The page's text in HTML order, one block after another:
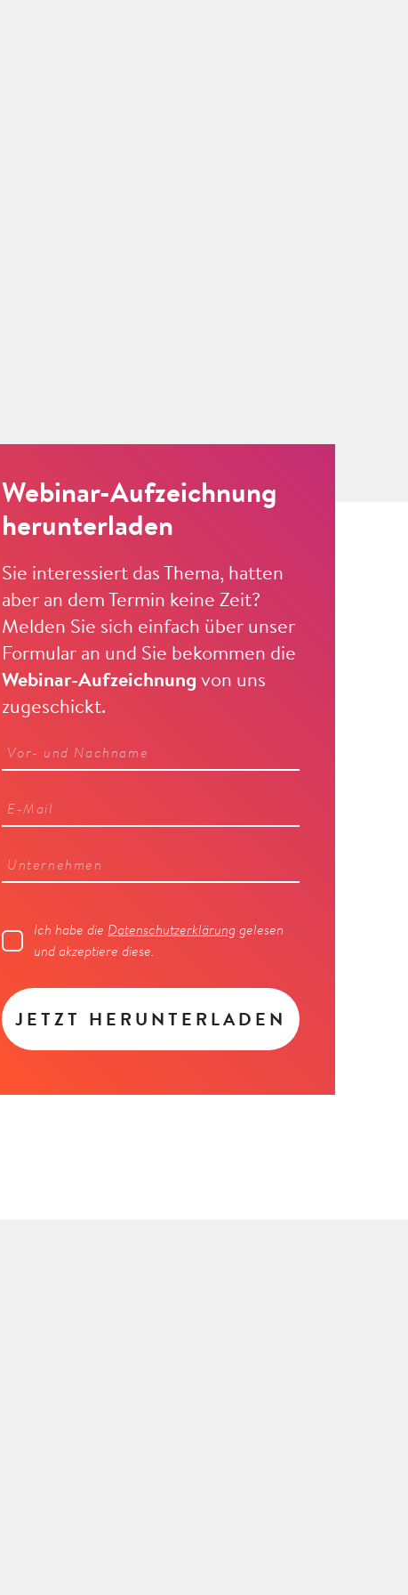
Webinar-Aufzeichnung
herunterladen
Sie interessiert das Thema, hatten
aber an dem Termin keine Zeit?
Melden Sie sich einfach über unser
Formular an und Sie bekommen die
Webinar-Aufzeichnung von uns
zugeschickt.
Ich habe die Datenschutzerklärung gelesen
und akzeptiere diese.